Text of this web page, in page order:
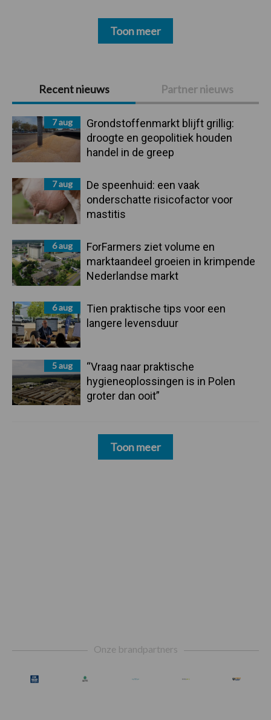
Primaire
Sidebar
Recent nieuws Partner nieuws
7 aug
Grondstoffenmarkt blijft grillig:
droogte en geopolitiek houden
handel in de greep
7 aug
De speenhuid: een vaak
onderschatte risicofactor voor
mastitis
6 aug
ForFarmers ziet volume en
marktaandeel groeien in krimpende
Nederlandse markt
6 aug
Tien praktische tips voor een
langere levensduur
5 aug
“Vraag naar praktische
hygieneoplossingen is in Polen
groter dan ooit”
Toon meer
Toon meer
Onze brandpartners